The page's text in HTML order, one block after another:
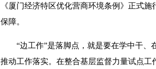
《厦门经济特区优化营商环境条例》正式
保障。
“边工作”是落脚点，就是要在学中干、
推动工作落实。在整合基层监督力量试点工